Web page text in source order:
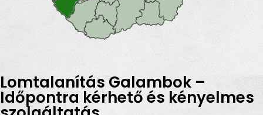
Lomtalanítás Galambok –
Időpontra kérhető és kényelmes